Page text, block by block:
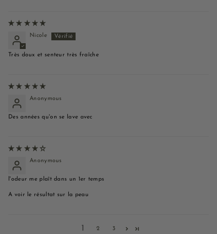
Nicole
Très doux et senteur très fraîche
Anonymous
Des années qu'on se lave avec
Anonymous
l'odeur me plaît dans un 1er temps
A voir le résultat sur la peau
1 2 3